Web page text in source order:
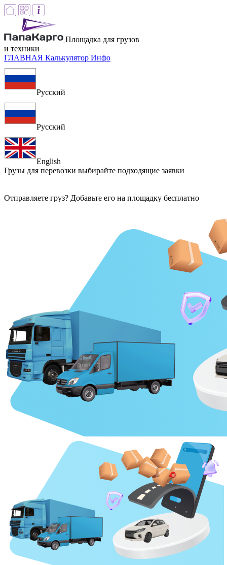
Площадка для грузов
и техники
ГЛАВНАЯ Калькулятор Инфо
Русский
Русский
English
Грузы для перевозки выбирайте подходящие заявки
Отправляете груз? Добавьте его на площадку бесплатно